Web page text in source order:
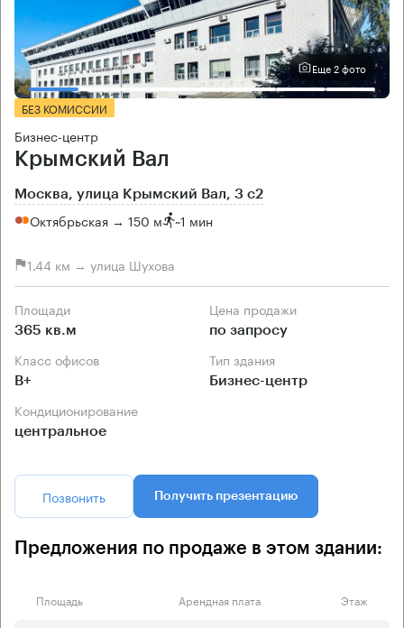
Еще 2 фото
БЕЗ КОМИССИИ
Бизнес-центр
Крымский Вал
Москва, улица Крымский Вал, 3 с2
Октябрьская → 150 м ~1 мин
1.44 км → улица Шухова
Площади
365 кв.м
Цена продажи
по запросу
Класс офисов
B+
Тип здания
Бизнес-центр
Кондиционирование
центральное
Позвонить Получить презентацию
Предложения по продаже в этом здании:
Площадь Арендная плата Этаж